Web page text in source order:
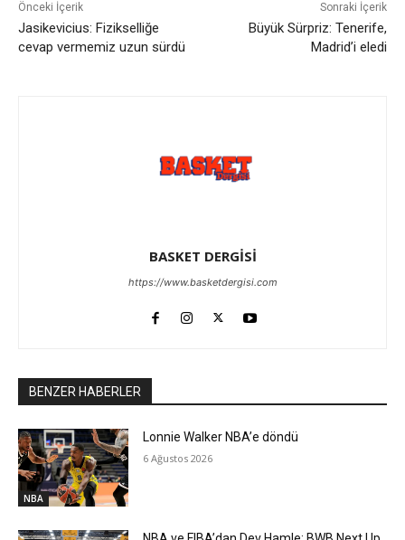
Önceki İçerik
Jasikevicius: Fizikselliğe
cevap vermemiz uzun sürdü
Sonraki İçerik
Büyük Sürpriz: Tenerife,
Madrid’i eledi
BASKET DERGİSİ
https://www.basketdergisi.com
BENZER HABERLER
NBA
Lonnie Walker NBA’e döndü
6 Ağustos 2026